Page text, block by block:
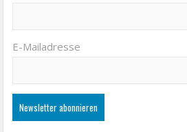
E-Mailadresse